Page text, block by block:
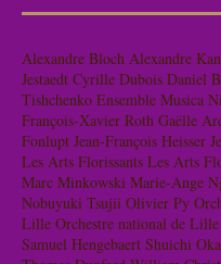
Alexandre Bloch Alexandre
Jestaedt Cyrille Dubois Daniel
Tishchenko Ensemble Musica
François-Xavier Roth Gaëlle
Fonlupt Jean-François Heisser
Les Arts Florissants Les Arts
Marc Minkowski Marie-Ange
Nobuyuki Tsujii Olivier Py
Lille Orchestre national de Lille
Samuel Hengebaert Shuichi